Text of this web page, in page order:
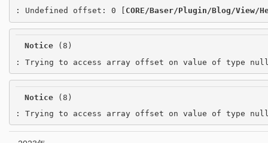
: Undefined offset: 0 [ CORE/Baser/Plugin/Blog/View/
Notice (8)
: Trying to access array offset on value of type
Notice (8)
: Trying to access array offset on value of type